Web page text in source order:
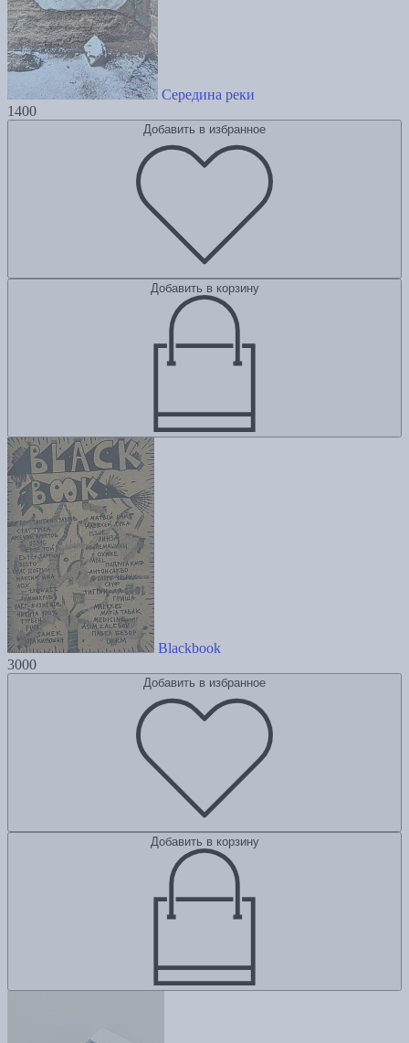
Середина реки
1400
Добавить в избранное
Добавить в корзину
Blackbook
3000
Добавить в избранное
Добавить в корзину